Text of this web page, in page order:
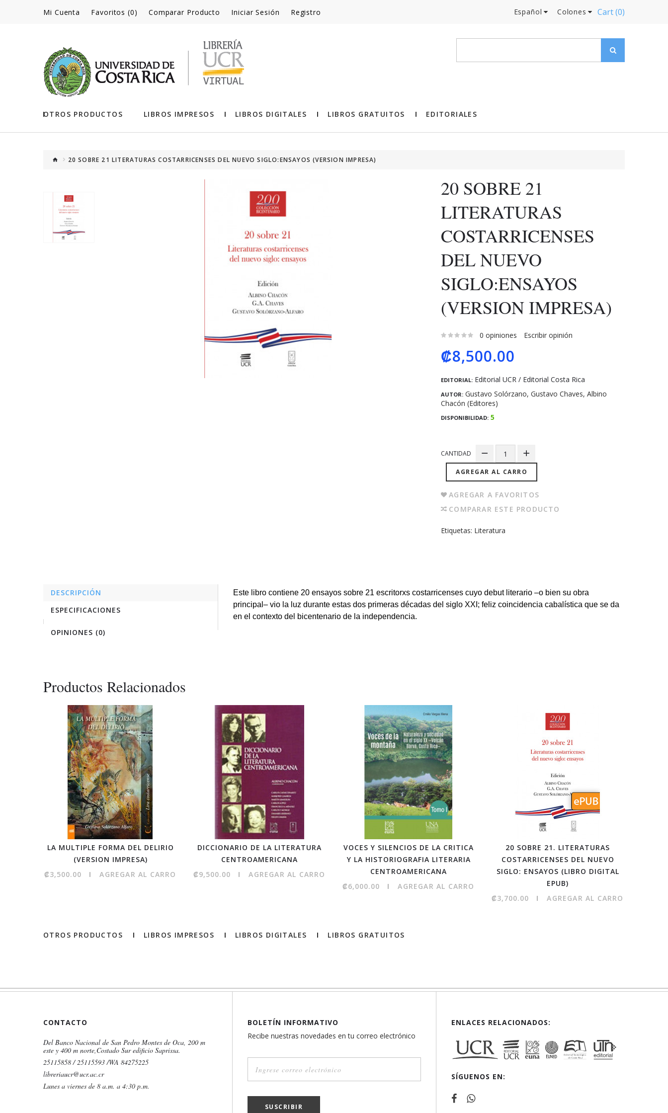
Mi Cuenta Favoritos (0) Comparar Producto Iniciar Sesión Registro Cart(0)
Colones
Español
OTROS PRODUCTOS LIBROS IMPRESOS LIBROS DIGITALES LIBROS GRATUITOS EDITORIALES
20 SOBRE 21 LITERATURAS COSTARRICENSES DEL NUEVO SIGLO:ENSAYOS (VERSION IMPRESA)
20 SOBRE 21
LITERATURAS
COSTARRICENSES
DEL NUEVO
SIGLO:ENSAYOS
(VERSION IMPRESA)
0 opiniones Escribir opinión
₡8,500.00
EDITORIAL: Editorial UCR / Editorial Costa Rica
AUTOR: Gustavo Solórzano, Gustavo Chaves, Albino
Chacón (Editores)
DISPONIBILIDAD: 5
CANTIDAD
AGREGAR AL CARRO
AGREGAR A FAVORITOS
COMPARAR ESTE PRODUCTO
Etiquetas: Literatura
DESCRIPCIÓN
ESPECIFICACIONES
OPINIONES (0)
Este libro contiene 20 ensayos sobre 21 escritorxs costarricenses cuyo debut literario –o bien su obra
principal– vio la luz durante estas dos primeras décadas del siglo XXI; feliz coincidencia cabalística que se da
en el contexto del bicentenario de la independencia.
Productos Relacionados
LA MULTIPLE FORMA DEL DELIRIO
(VERSION IMPRESA)
₡3,500.00
AGREGAR AL CARRO
DICCIONARIO DE LA LITERATURA
CENTROAMERICANA
₡9,500.00
AGREGAR AL CARRO
VOCES Y SILENCIOS DE LA CRITICA
Y LA HISTORIOGRAFIA LITERARIA
CENTROAMERICANA
₡6,000.00
AGREGAR AL CARRO
20 SOBRE 21. LITERATURAS
COSTARRICENSES DEL NUEVO
SIGLO: ENSAYOS (LIBRO DIGITAL
EPUB)
₡3,700.00
AGREGAR AL CARRO
OTROS PRODUCTOS LIBROS IMPRESOS LIBROS DIGITALES LIBROS GRATUITOS
CONTACTO
Del Banco Nacional de San Pedro Montes de Oca, 200 m
este y 400 m norte,Costado Sur edificio Saprissa.
25115858 / 25115593 /WA 84275225
libreriaucr@ucr.ac.cr
Lunes a viernes de 8 a.m. a 4:30 p.m.
BOLETÍN INFORMATIVO
Recibe nuestras novedades en tu correo electrónico
SUSCRIBIR
ENLACES RELACIONADOS:
SÍGUENOS EN: